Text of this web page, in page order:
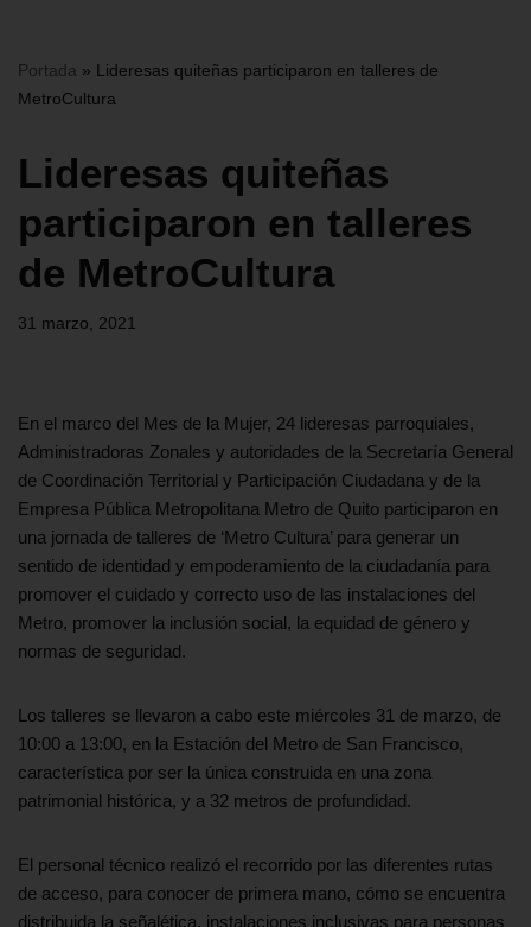
Portada » Lideresas quiteñas participaron en talleres de
MetroCultura
Lideresas quiteñas
participaron en talleres
de MetroCultura
31 marzo, 2021
En el marco del Mes de la Mujer, 24 lideresas parroquiales,
Administradoras Zonales y autoridades de la Secretaría General
de Coordinación Territorial y Participación Ciudadana y de la
Empresa Pública Metropolitana Metro de Quito participaron en
una jornada de talleres de ‘Metro Cultura’ para generar un
sentido de identidad y empoderamiento de la ciudadanía para
promover el cuidado y correcto uso de las instalaciones del
Metro, promover la inclusión social, la equidad de género y
normas de seguridad.
Los talleres se llevaron a cabo este miércoles 31 de marzo, de
10:00 a 13:00, en la Estación del Metro de San Francisco,
característica por ser la única construida en una zona
patrimonial histórica, y a 32 metros de profundidad.
El personal técnico realizó el recorrido por las diferentes rutas
de acceso, para conocer de primera mano, cómo se encuentra
distribuida la señalética, instalaciones inclusivas para personas